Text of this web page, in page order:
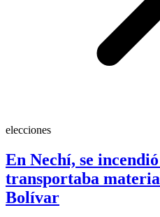
elecciones
En Nechí, se
transportaba
Bolívar